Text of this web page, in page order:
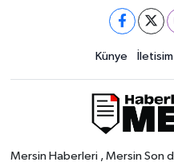
Künye İletisim
Mersin Haberleri , Mersin Son